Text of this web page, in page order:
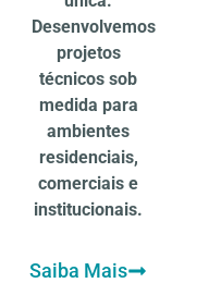
Desenvolvemos
projetos
técnicos sob
medida para
ambientes
residenciais,
comerciais e
institucionais.
Saiba Mais